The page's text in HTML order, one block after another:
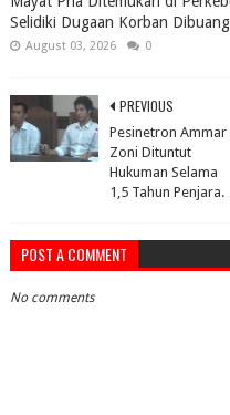
Selidiki Dugaan Korban Dibuang
August 03, 2026 0
PREVIOUS
Pesinetron Ammar
Zoni Dituntut
Hukuman Selama
1,5 Tahun Penjara.
POST A COMMENT
No comments